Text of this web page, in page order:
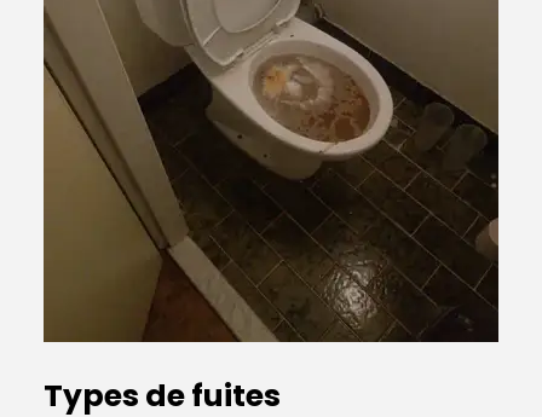
Types de fuites